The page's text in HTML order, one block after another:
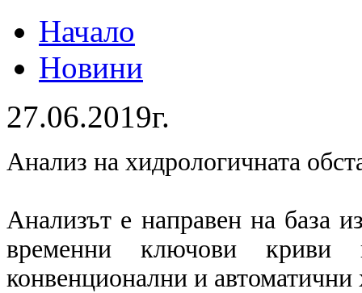
Начало
Новини
27.06.2019г.
Анализ на хидрологичната
Анализът е направен на база
временни ключови криви
конвенционални и